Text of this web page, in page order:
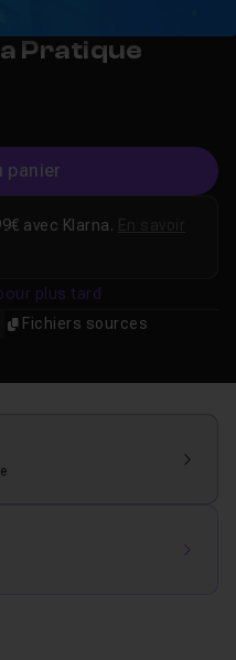
Pratique
panier
Fichiers sources
avec Klarna.
plus tard